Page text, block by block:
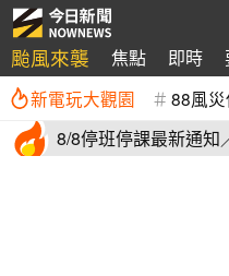
颱風來襲 焦點 即時
新電玩大觀園 88風
8/8停班停課最新通知